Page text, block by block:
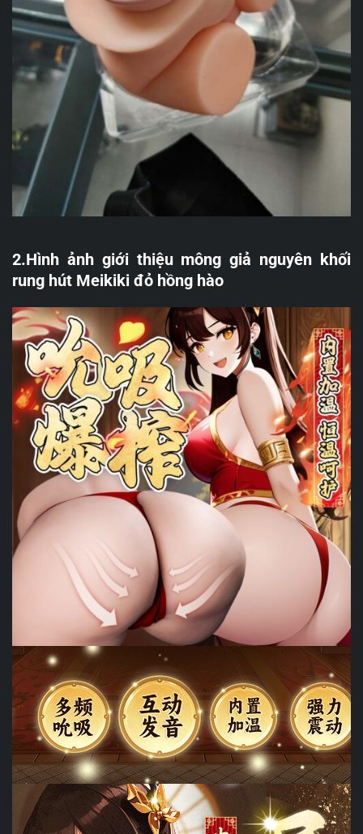
2.Hình ảnh giới thiệu mông giả nguyên khối
rung hút Meikiki đỏ hồng hào